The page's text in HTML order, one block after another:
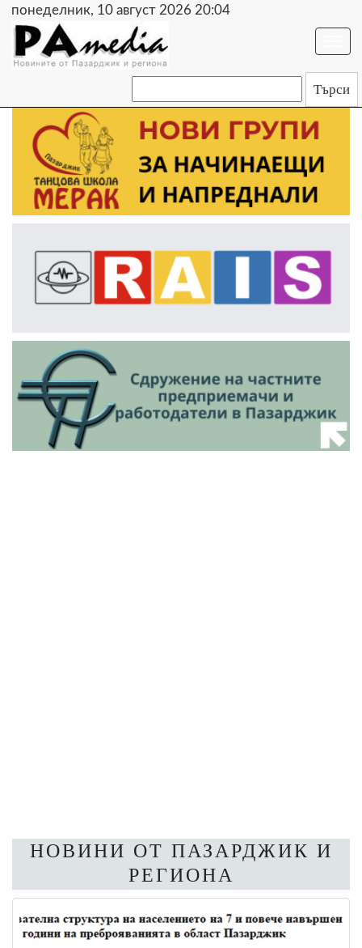
понеделник, 10 август 2026 20:04
НОВИНИ ОТ ПАЗАРДЖИК И
РЕГИОНА